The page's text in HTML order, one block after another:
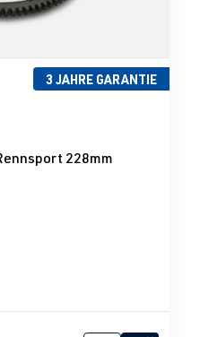
3 JAHRE GARANTIE
von 0 von 5 Sternen
228mm